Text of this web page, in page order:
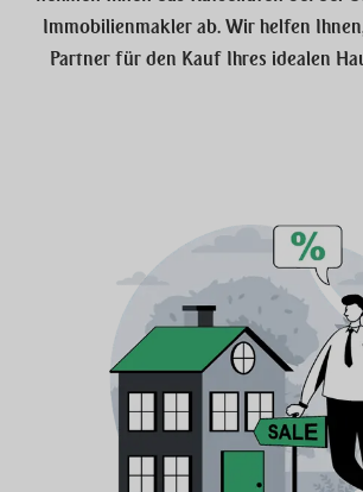
Immobilienmakler ab. Wir helfen
Partner für den Kauf Ihres idealen